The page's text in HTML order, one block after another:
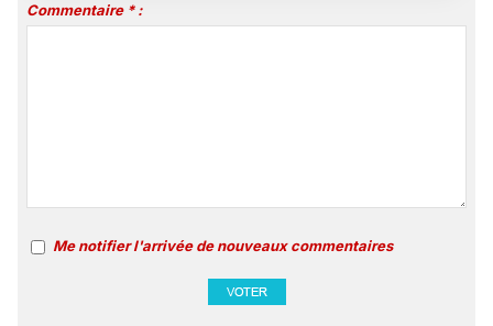
Commentaire * :
Me notifier l'arrivée de nouveaux commentaires